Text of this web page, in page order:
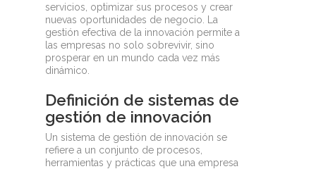
servicios, optimizar sus procesos y crear
nuevas oportunidades de negocio. La
gestión efectiva de la innovación permite a
las empresas no solo sobrevivir, sino
prosperar en un mundo cada vez más
dinámico.
Definición de sistemas de
gestión de innovación
Un sistema de gestión de innovación se
refiere a un conjunto de procesos,
herramientas y prácticas que una empresa